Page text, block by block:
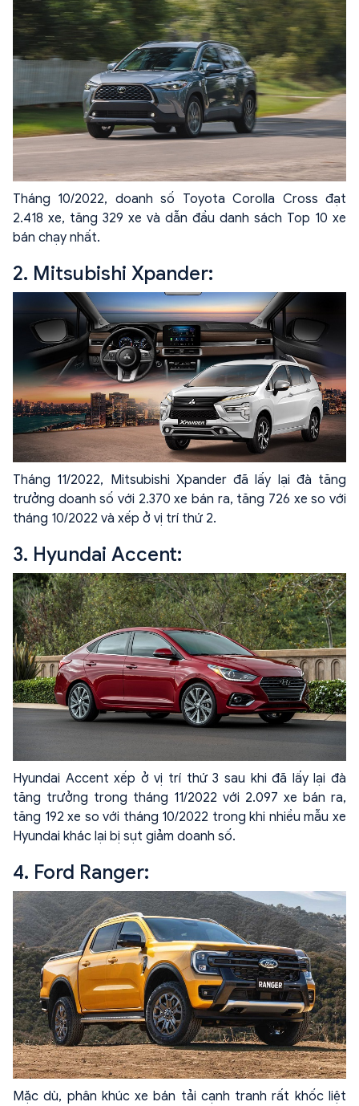
Tháng 10/2022, doanh số Toyota Corolla Cross đạt
2.418 xe, tăng 329 xe và dẫn đầu danh sách Top 10 xe
bán chạy nhất.
2. Mitsubishi Xpander:
Tháng 11/2022, Mitsubishi Xpander đã lấy lại đà tăng
trưởng doanh số với 2.370 xe bán ra, tăng 726 xe so với
tháng 10/2022 và xếp ở vị trí thứ 2.
3. Hyundai Accent:
Hyundai Accent xếp ở vị trí thứ 3 sau khi đã lấy lại đà
tăng trưởng trong tháng 11/2022 với 2.097 xe bán ra,
tăng 192 xe so với tháng 10/2022 trong khi nhiều mẫu xe
Hyundai khác lại bị sụt giảm doanh số.
4. Ford Ranger:
Mặc dù, phân khúc xe bán tải cạnh tranh rất khốc liệt